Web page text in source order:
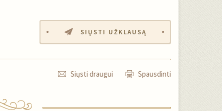
SIŲSTI UŽKLAUSĄ
Siųsti draugui Spausdinti